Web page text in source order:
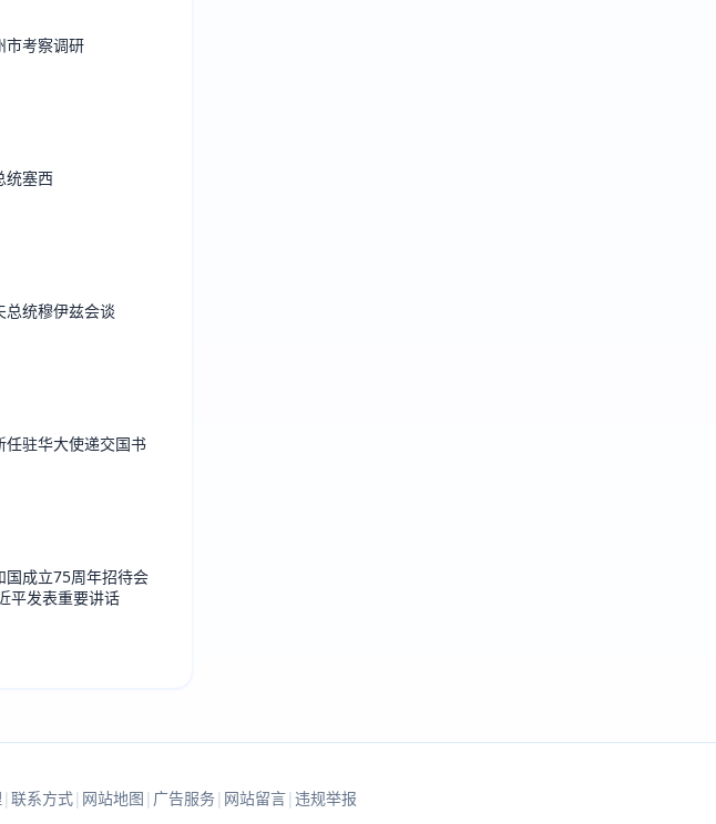
市考察调研
统塞西
总统穆伊兹会谈
任驻华大使递交国书
国成立75周年招待会
平发表重要讲话
| 联系方式| 网站地图 | 广告服务| 网站留言| 违规举报